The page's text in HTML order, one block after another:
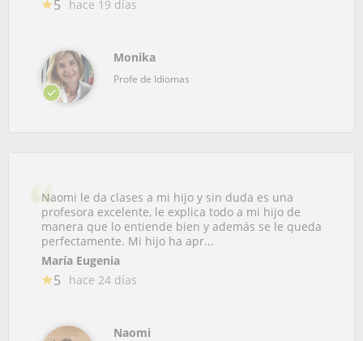
5 hace 19 días
Monika
Profe de Idiomas
Naomi le da clases a mi hijo y sin duda es una
profesora excelente, le explica todo a mi hijo de
manera que lo entiende bien y además se le queda
perfectamente. Mi hijo ha apr...
María Eugenia
5 hace 24 días
Naomi